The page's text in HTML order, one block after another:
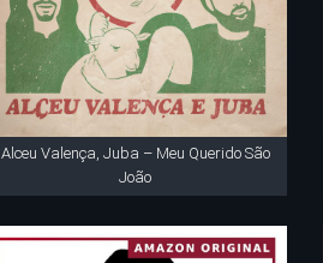
Alceu Valença, Juba – Meu Querido São
João